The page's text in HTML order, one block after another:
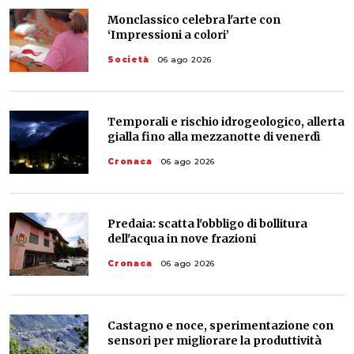
Monclassico celebra l'arte con
‘Impressioni a colori’
Società 06 ago 2026
Temporali e rischio idrogeologico, allerta
gialla fino alla mezzanotte di venerdì
Cronaca 06 ago 2026
Predaia: scatta l'obbligo di bollitura
dell'acqua in nove frazioni
Cronaca 06 ago 2026
Castagno e noce, sperimentazione con
sensori per migliorare la produttività